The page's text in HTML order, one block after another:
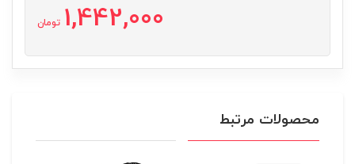
1,442,000 تومان
محصولات مرتبط